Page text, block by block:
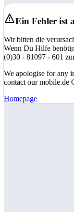
Ein Fehler ist
Wir bitten die
Wenn Du Hilfe
(0)30 - 81097 - 601
We apologise for any
contact our mobile.de
Homepage